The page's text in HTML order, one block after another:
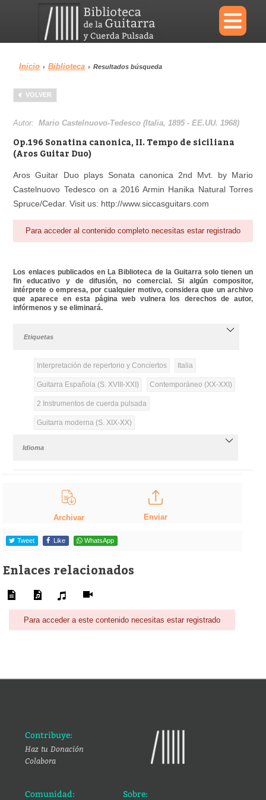
×
Menu
Biblioteca Diccionario
Área personal Reproductor
Inicio › Biblioteca › Resultados búsqueda
VOLVER
Autor:Mario Castelnuovo-Tedesco (Italia, 1895 - EE.UU. 1968)
Op.196 Sonatina canonica, II. Tempo de siciliana
(Aros Guitar Duo)
Aros Guitar Duo plays Sonata canonica 2nd Mvt. by Mario
Castelnuovo Tedesco on a 2016 Armin Hanika Natural Torres
Spruce/Cedar. Visit us: http://www.siccasguitars.com
Para acceder al contenido completo necesitas estar registrado
Los enlaces publicados en La Biblioteca de la Guitarra solo tienen un
fin educativo y de difusión, no comercial. Si algún compositor,
intérprete o empresa, por cualquier motivo, considera que un archivo
que aparece en esta página web vulnera los derechos de autor,
infórmenos y se eliminará.
Etiquetas
Interpretación de repertorio y Conciertos Italia
Guitarra Española (S. XVIII-XXI) Contemporáneo (XX-XXI)
2 Instrumentos de cuerda pulsada
Guitarra moderna (S. XIX-XX)
Idioma
Archivar Enviar
Tweet Like WhatsApp
Enlaces relacionados
Para acceder a este contenido necesitas estar registrado
Contribuye:
Haz tu Donación
Colabora
Comunidad: Sobre: